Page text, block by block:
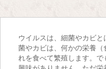
ウイルスは、細菌やカビ
菌やカビは、何かの栄養
れを食べて繁殖します。